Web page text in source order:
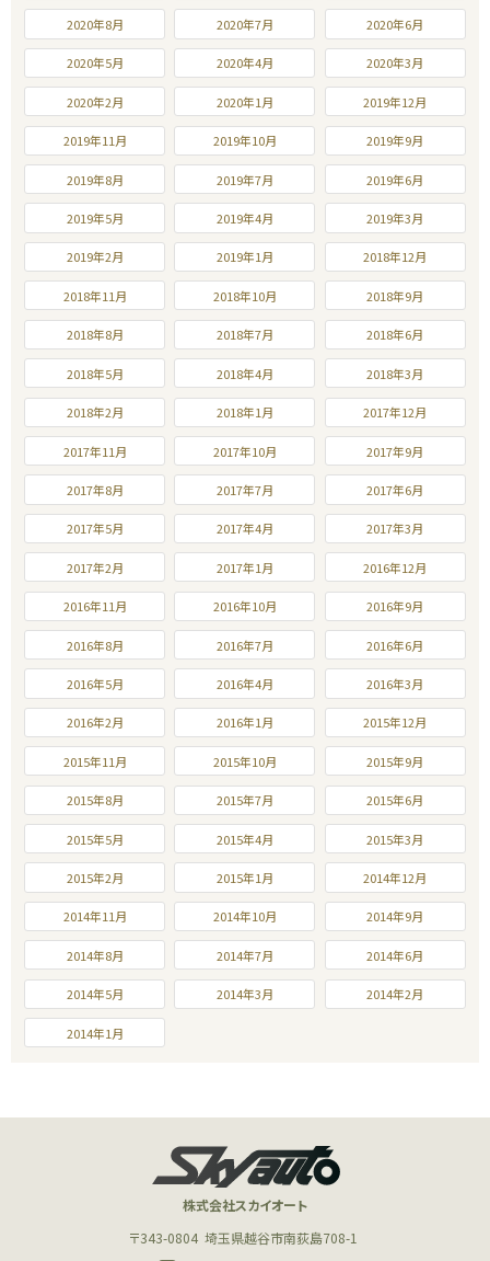
2020年8月 2020年7月 2020年6月
2020年5月 2020年4月 2020年3月
2020年2月 2020年1月 2019年12月
2019年11月 2019年10月 2019年9月
2019年8月 2019年7月 2019年6月
2019年5月 2019年4月 2019年3月
2019年2月 2019年1月 2018年12月
2018年11月 2018年10月 2018年9月
2018年8月 2018年7月 2018年6月
2018年5月 2018年4月 2018年3月
2018年2月 2018年1月 2017年12月
2017年11月 2017年10月 2017年9月
2017年8月 2017年7月 2017年6月
2017年5月 2017年4月 2017年3月
2017年2月 2017年1月 2016年12月
2016年11月 2016年10月 2016年9月
2016年8月 2016年7月 2016年6月
2016年5月 2016年4月 2016年3月
2016年2月 2016年1月 2015年12月
2015年11月 2015年10月 2015年9月
2015年8月 2015年7月 2015年6月
2015年5月 2015年4月 2015年3月
2015年2月 2015年1月 2014年12月
2014年11月 2014年10月 2014年9月
2014年8月 2014年7月 2014年6月
2014年5月 2014年3月 2014年2月
2014年1月
株式会社スカイオート
〒343-0804 埼玉県越谷市南荻島708-1